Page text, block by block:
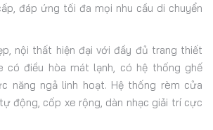
đáp ứng tối đa mọi nhu cầu di chuyển
nội thất hiện đại với đầy đủ trang thiết
có điều hòa mát lạnh, có hệ thống ghế
năng ngả linh hoạt. Hệ thống rèm cửa
động, cốp xe rộng, dàn nhạc giải trí cực